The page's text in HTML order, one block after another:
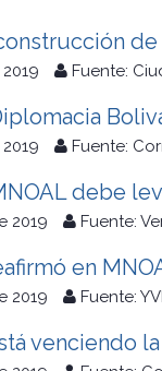
Fuente:
Fuente:
debe
2019 Fuente:
en
2019 Fuente:
venciendo